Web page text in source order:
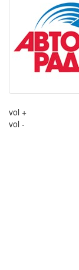
vol +
vol -